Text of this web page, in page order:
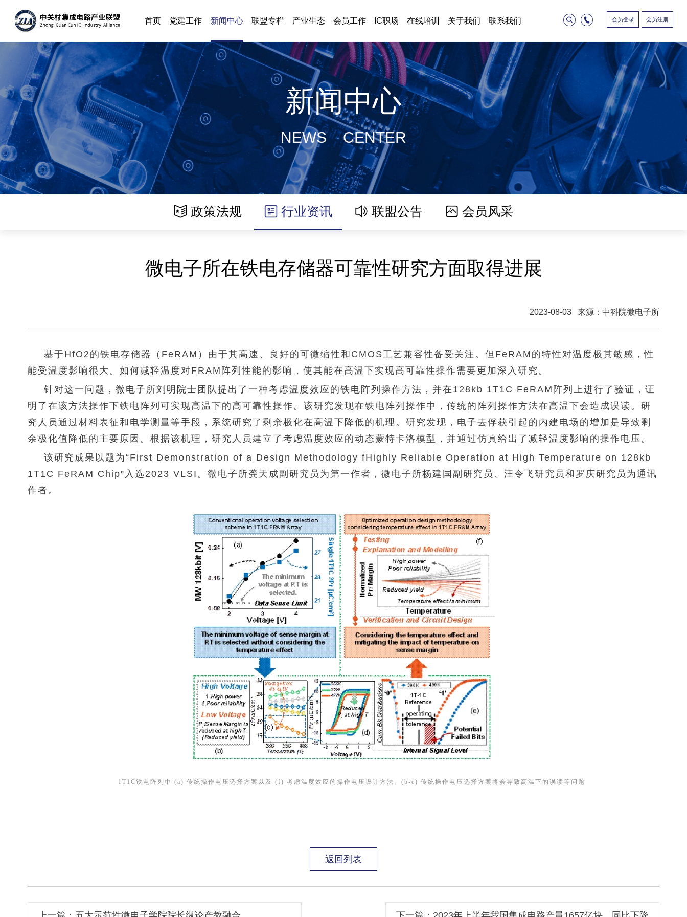
首页 党建工作 新闻中心 联盟专栏 产业生态 会员工作 IC职场 在线培训 关于我们 联系我们 会员注册
会员登录
新闻中心
NEWS CENTER
政策法规 行业资讯 联盟公告 会员风采
微电子所在铁电存储器可靠性研究方面取得进展
来源： 中科院微电子所
2023-08-03
基于HfO 2 的铁电存储器（ FeRAM ）由于其高速、良好的可微缩性和 CMOS工艺兼容性备受关注。但 FeRAM 的特性对温度极其敏感，性
能受温度影响很大。如何减轻温度对FRAM 阵列性能的影响，使其能在高温下实现高可靠性操作需要更加深入研究。
针对这一问题，微电子所刘明院士团队提出了一种考虑温度效应的铁电阵列操作方法，并在128kb 1T1C FeRAM阵列上进行了验证，证
明了在该方法操作下铁电阵列可实现高温下的高可靠性操作。该研究发现在铁电阵列操作中，传统的阵列操作方法在高温下会造成误读。研
究人员通过材料表征和电学测量等手段，系统研究了剩余极化在高温下降低的机理。研究发现，电子去俘获引起的内建电场的增加是导致剩
余极化值降低的主要原因。根据该机理，研究人员建立了考虑温度效应的动态蒙特卡洛模型，并通过仿真给出了减轻温度影响的操作电压。
该研究成果以题为“First Demonstration of a Design Methodology fHighly Reliable Operation at High Temperature on 128kb
1T1C FeRAM Chip”入选2023 VLSI。微电子所龚天成副研究员为第一作者，微电子所杨建国副研究员、汪令飞研究员和罗庆研究员为通讯
作者。
1T1C铁电阵列中 (a) 传统操作电压选择方案以及 (f) 考虑温度效应的操作电压设计方法。 (b-e) 传统操作电压选择方案将会导致高温下的误读等问题
返回列表